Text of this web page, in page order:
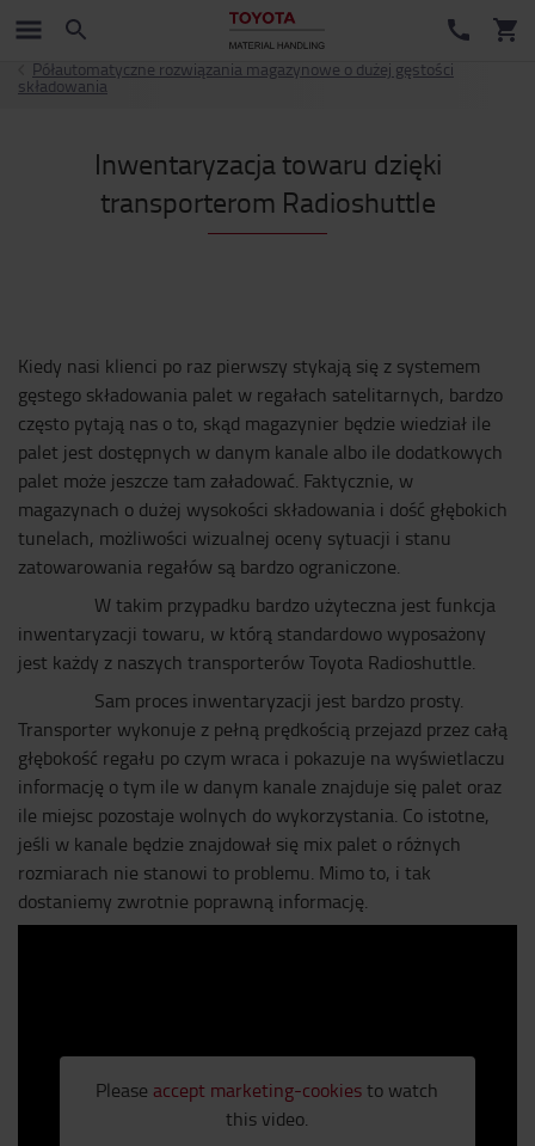
Półautomatyczne rozwiązania magazynowe o dużej gęstości
składowania
Inwentaryzacja towaru dzięki
transporterom Radioshuttle
Kiedy nasi klienci po raz pierwszy stykają się z systemem
gęstego składowania palet w regałach satelitarnych, bardzo
często pytają nas o to, skąd magazynier będzie wiedział ile
palet jest dostępnych w danym kanale albo ile dodatkowych
palet może jeszcze tam załadować. Faktycznie, w
magazynach o dużej wysokości składowania i dość głębokich
tunelach, możliwości wizualnej oceny sytuacji i stanu
zatowarowania regałów są bardzo ograniczone.
W takim przypadku bardzo użyteczna jest funkcja
inwentaryzacji towaru, w którą standardowo wyposażony
jest każdy z naszych transporterów Toyota Radioshuttle.
Sam proces inwentaryzacji jest bardzo prosty.
Transporter wykonuje z pełną prędkością przejazd przez całą
głębokość regału po czym wraca i pokazuje na wyświetlaczu
informację o tym ile w danym kanale znajduje się palet oraz
ile miejsc pozostaje wolnych do wykorzystania. Co istotne,
jeśli w kanale będzie znajdował się mix palet o różnych
rozmiarach nie stanowi to problemu. Mimo to, i tak
dostaniemy zwrotnie poprawną informację.
Please accept marketing-cookiesto watch
this video.